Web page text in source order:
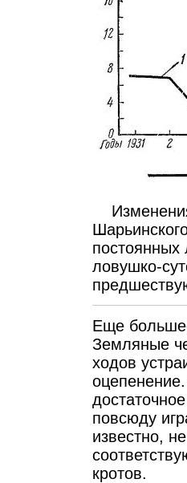
постоянных
ловушко-
Еще
Земляные
ходов
повсюду
известно,
кротов.